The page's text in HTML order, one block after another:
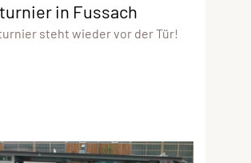
in Fussach
steht wieder vor der Tür!